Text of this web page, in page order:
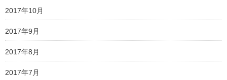
2017年10月
2017年9月
2017年8月
2017年7月